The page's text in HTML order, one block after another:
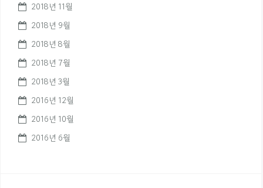
2018년 11월
2018년 9월
2018년 8월
2018년 7월
2018년 3월
2016년 12월
2016년 10월
2016년 6월